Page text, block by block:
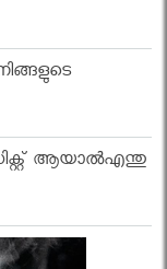
ആയാൽഎന്തു